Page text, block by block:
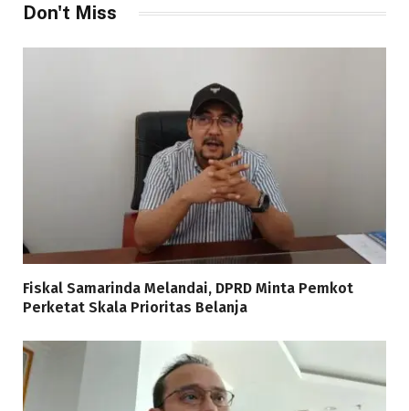
Don't Miss
Fiskal Samarinda Melandai, DPRD Minta Pemkot
Perketat Skala Prioritas Belanja